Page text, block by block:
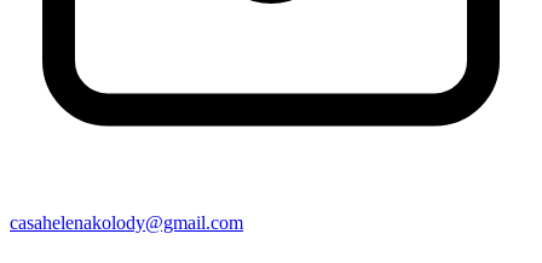
casahelenakolody@gmail.com